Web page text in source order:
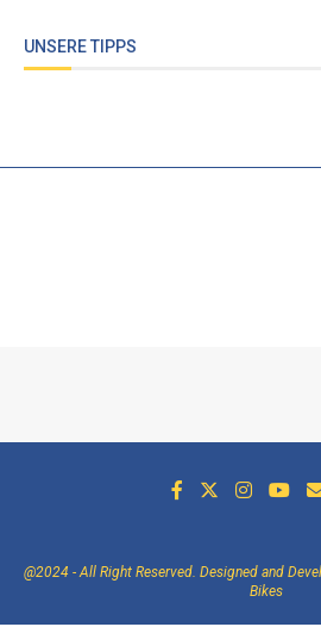
UNSERE TIPPS
@2024 - All Right Reserved. Designed and
Bikes